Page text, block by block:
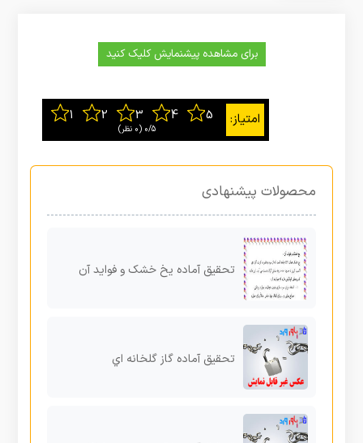
برای مشاهده پیشنمایش کلیک کنید
0/5 ‫(0 نظر)
محصولات پیشنهادی
تحقیق آماده یخ خشک و فواید آن
تحقیق آماده گاز گلخانه اي